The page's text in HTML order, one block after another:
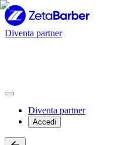
Diventa partner
Diventa partner
Accedi